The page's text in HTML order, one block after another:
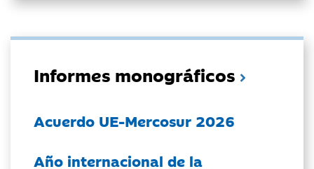
Informes monográficos
Acuerdo UE-Mercosur 2026
Año internacional de la